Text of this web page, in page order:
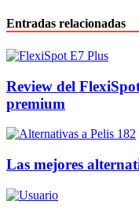
Entradas relacionadas
Review del
premium
Las mejores